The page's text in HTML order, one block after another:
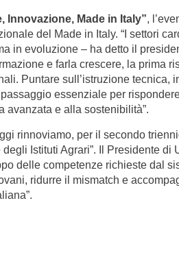
Innovazione, Made in Italy”,
del Made in Italy. “I settori
in evoluzione – ha detto il
e farla crescere, la prima
Puntare sull’istruzione tecnica,
essenziale per
avanzata e alla sostenibilità”.
rinnoviamo, per il secondo
Istituti Agrari”.
Il Presidente di
delle competenze richieste dal
ridurre il mismatch e